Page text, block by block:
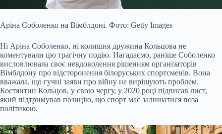
Аріна Соболенко на Вімблдоні. Фото: Getty Images
Ні Аріна Соболенко, ні колишня дружина Кольцова не
коментували цю трагічну подію. Нагадаємо, раніше Соболенко
висловлювала своє невдоволення рішенням організаторів
Вімблдону про відсторонення білоруських спортсменів. Вона
вважала, що гучні заяви про війну не вирішують проблем.
Костянтин Кольцов, у свою чергу, у 2020 році підписав лист,
який підтримував позицію, що спорт має залишатися поза
політикою.